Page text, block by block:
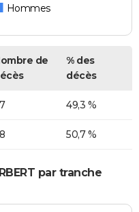
Hommes
de
% des
décès
49,3 %
50,7 %
par tranche